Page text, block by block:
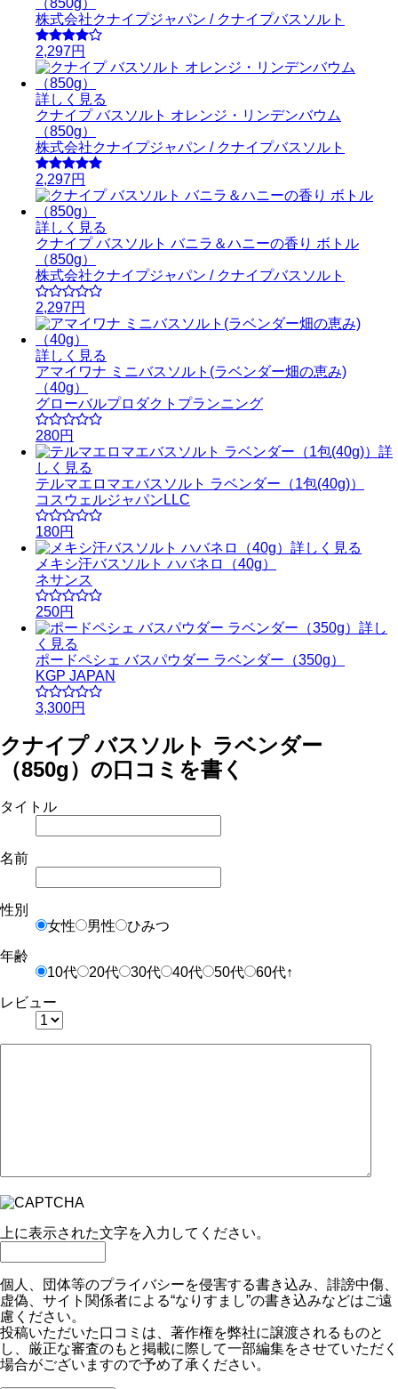
株式会社クナイプジャパン / クナイプバスソルト
2,297円
詳しく見る
クナイプ バスソルト オレンジ・リンデンバウム
（850g）
株式会社クナイプジャパン / クナイプバスソルト
2,297円
詳しく見る
クナイプ バスソルト バニラ＆ハニーの香り ボトル
（850g）
株式会社クナイプジャパン / クナイプバスソルト
2,297円
詳しく見る
アマイワナ ミニバスソルト(ラベンダー畑の恵み)
（40g）
グローバルプロダクトプランニング
280円
詳
しく見る
テルマエロマエバスソルト ラベンダー（1包(40g)）
コスウェルジャパンLLC
180円
詳しく見る
メキシ汗バスソルト ハバネロ（40g）
ネサンス
250円
詳し
く見る
ポードペシェ バスパウダー ラベンダー（350g）
KGP JAPAN
3,300円
クナイプ バスソルト ラベンダー
（850g）の口コミを書く
タイトル
名前
性別
女性
男性
ひみつ
年齢
10代
20代 30代 40代 50代
60代↑
レビュー
上に表示された文字を入力してください。
個人、団体等のプライバシーを侵害する書き込み、誹謗中傷、
虚偽、サイト関係者による“なりすまし”の書き込みなどはご遠
慮ください。
投稿いただいた口コミは、著作権を弊社に譲渡されるものと
し、厳正な審査のもと掲載に際して一部編集をさせていただく
場合がございますので予め了承ください。